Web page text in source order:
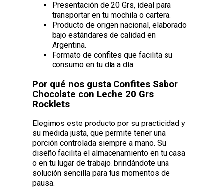
Presentación de 20 Grs, ideal para
transportar en tu mochila o cartera.
Producto de origen nacional, elaborado
bajo estándares de calidad en
Argentina.
Formato de confites que facilita su
consumo en tu día a día.
Por qué nos gusta Confites Sabor
Chocolate con Leche 20 Grs
Rocklets
Elegimos este producto por su practicidad y
su medida justa, que permite tener una
porción controlada siempre a mano. Su
diseño facilita el almacenamiento en tu casa
o en tu lugar de trabajo, brindándote una
solución sencilla para tus momentos de
pausa.